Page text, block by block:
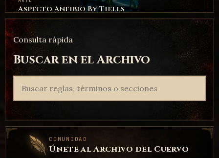
Aspecto Anfibio By Tiells
Consulta rápida
Buscar en el Archivo
Buscar reglas, términos o secciones
COMUNIDAD
Únete al Archivo del Cuervo